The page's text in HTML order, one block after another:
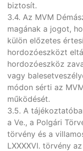
biztosít.
3.4. Az MVM
magának a jogot,
külön előzetes
hordozóeszközt
hordozóeszköz
vagy
módon sérti az
működését.
3.5. A
a Ve., a Polgári
törvény és a
LXXXXVI. törvény